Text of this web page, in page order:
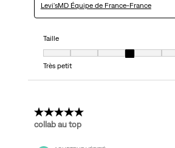
Levi'sMD Équipe de France-France
Taille
Taille, 4 sur 7, où 1 est égal à Très petit et 7
Très petit
5 étoile(s) sur 5.
collab au top